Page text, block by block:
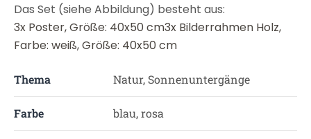
Das Set (siehe Abbildung) besteht aus:
3x Poster, Größe: 40x50 cm3x Bilderrahmen Holz,
Farbe: weiß, Größe: 40x50 cm
Thema Natur, Sonnenuntergänge
Farbe blau, rosa